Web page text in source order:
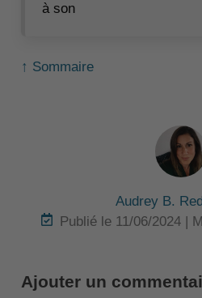
à son
↑ Sommaire
Audrey B.
Publié le 11/06/2024 |
Ajouter un